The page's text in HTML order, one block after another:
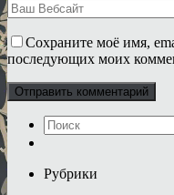
Сохраните моё имя,
последующих моих
Рубрики